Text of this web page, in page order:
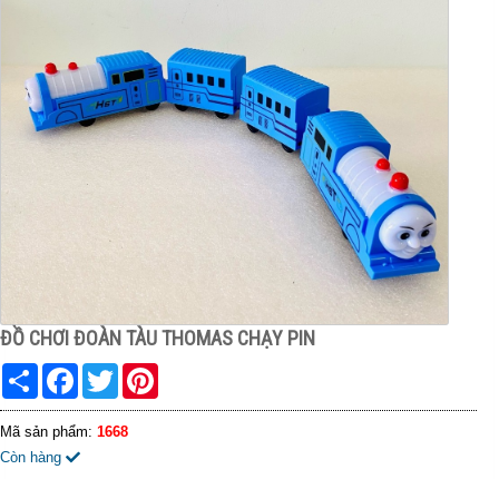
ĐỒ CHƠI ĐOÀN TÀU THOMAS CHẠY PIN
Share FacebookTwitter
Mã sản phẩm: 1668
Còn hàng